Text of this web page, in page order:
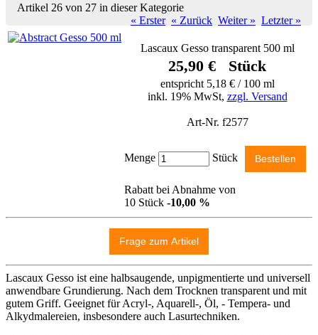
Artikel 26 von 27 in dieser Kategorie
« Erster « Zurück Weiter » Letzter »
Lascaux Gesso transparent 500 ml
25,90 € Stück
entspricht 5,18 € / 100 ml
inkl. 19% MwSt, zzgl. Versand
Art-Nr. f2577
Menge Stück
Rabatt bei Abnahme von
10 Stück -10,00 %
Lascaux Gesso ist eine halbsaugende, unpigmentierte und universell
anwendbare Grundierung. Nach dem Trocknen transparent und mit
gutem Griff. Geeignet für Acryl-, Aquarell-, Öl, - Tempera- und
Alkydmalereien, insbesondere auch Lasurtechniken.